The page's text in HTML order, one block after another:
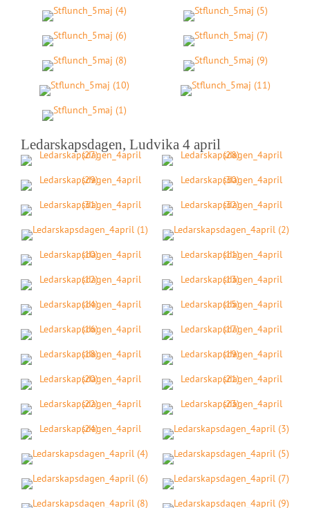
Ledarskapsdagen, Ludvika 4 april